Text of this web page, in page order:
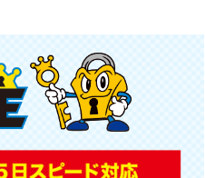
て？鍵開けの費用相場に